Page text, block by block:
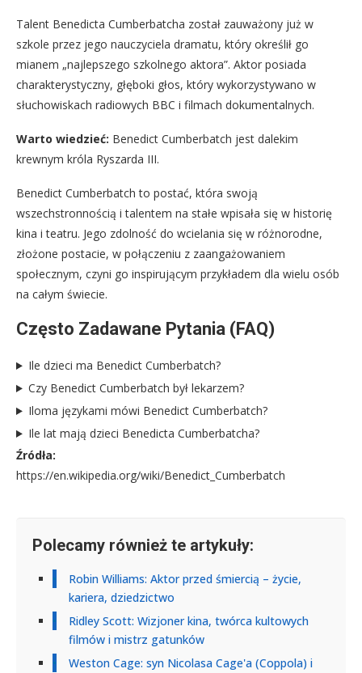
Talent Benedicta Cumberbatcha został zauważony już w
szkole przez jego nauczyciela dramatu, który określił go
mianem „najlepszego szkolnego aktora”. Aktor posiada
charakterystyczny, głęboki głos, który wykorzystywano w
słuchowiskach radiowych BBC i filmach dokumentalnych.
Warto wiedzieć: Benedict Cumberbatch jest dalekim
krewnym króla Ryszarda III.
Benedict Cumberbatch to postać, która swoją
wszechstronnością i talentem na stałe wpisała się w historię
kina i teatru. Jego zdolność do wcielania się w różnorodne,
złożone postacie, w połączeniu z zaangażowaniem
społecznym, czyni go inspirującym przykładem dla wielu osób
na całym świecie.
Często Zadawane Pytania (FAQ)
Ile dzieci ma Benedict Cumberbatch?
Czy Benedict Cumberbatch był lekarzem?
Iloma językami mówi Benedict Cumberbatch?
Ile lat mają dzieci Benedicta Cumberbatcha?
Źródła:
https://en.wikipedia.org/wiki/Benedict_Cumberbatch
Polecamy również te artykuły:
Robin Williams: Aktor przed śmiercią – życie,
kariera, dziedzictwo
Ridley Scott: Wizjoner kina, twórca kultowych
filmów i mistrz gatunków
Weston Cage: syn Nicolasa Cage'a (Coppola) i